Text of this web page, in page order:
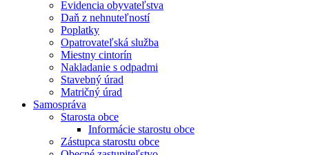
Evidencia obyvateľstva
Daň z nehnuteľností
Poplatky
Opatrovateľská služba
Miestny cintorín
Nakladanie s odpadmi
Stavebný úrad
Matričný úrad
Samospráva
Starosta obce
Informácie starostu obce
Zástupca starostu obce